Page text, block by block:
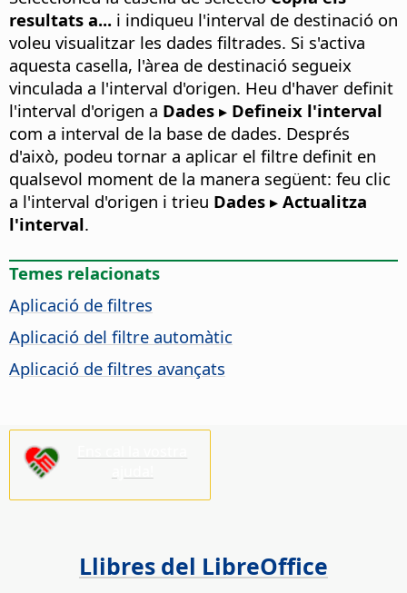
resultats a... i indiqueu l'interval de destinació on
voleu visualitzar les dades filtrades. Si s'activa
aquesta casella, l'àrea de destinació segueix
vinculada a l'interval d'origen. Heu d'haver definit
l'interval d'origen a Dades ▸ Defineix l'interval
com a interval de la base de dades. Després
d'això, podeu tornar a aplicar el filtre definit en
qualsevol moment de la manera següent: feu clic
a l'interval d'origen i trieu Dades ▸ Actualitza
l'interval.
Temes relacionats
Aplicació de filtres
Aplicació del filtre automàtic
Aplicació de filtres avançats
Llibres del LibreOffice